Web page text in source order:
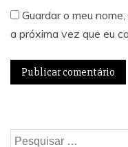
Guardar o meu
a próxima vez que eu
Pesquisar